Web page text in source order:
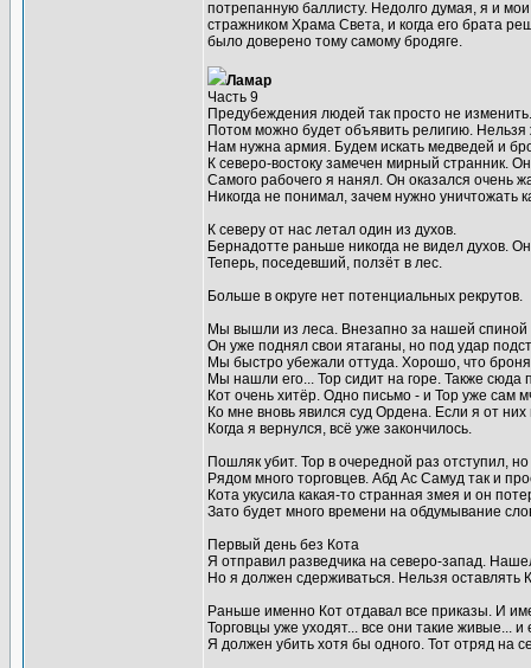
потрепанную баллисту. Недолго думая, я и
стражником Храма Света, и когда его брата
было доверено тому самому бродяге.
Ламар
Часть 9
Предубеждения людей так просто не
Потом можно будет объявить религию. Нельзя
Нам нужна армия. Будем искать медведей и
К северо-востоку замечен мирный странник.
Самого рабочего я нанял. Он оказался очень
Никогда не понимал, зачем нужно
К северу от нас летал один из духов.
Бернадотте раньше никогда не видел духов.
Теперь, поседевший, ползёт в лес.
Больше в округе нет потенциальных рекрутов.
Мы вышли из леса. Внезапно за нашей спиной
Он уже поднял свои ятаганы, но под удар
Мы быстро убежали оттуда. Хорошо, что
Мы нашли его... Тор сидит на горе. Также
Кот очень хитёр. Одно письмо - и Тор уже сам
Ко мне вновь явился суд Ордена. Если я от
Когда я вернулся, всё уже закончилось.
Пошляк убит. Тор в очередной раз отступил,
Рядом много торговцев. Абд Ас Самуд так и
Кота укусила какая-то странная змея и он
Зато будет много времени на обдумывание
Первый день без Кота
Я отправил разведчика на северо-запад.
Но я должен сдерживаться. Нельзя оставлять
Раньше именно Кот отдавал все приказы. И
Торговцы уже уходят... все они такие живые...
Я должен убить хотя бы одного. Тот отряд на